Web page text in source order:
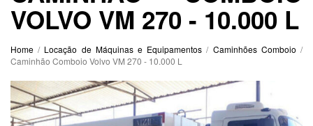
VOLVO VM 270 - 10.000 L
Home / Locação de Máquinas e Equipamentos / Caminhões Comboio /
Caminhão Comboio Volvo VM 270 - 10.000 L